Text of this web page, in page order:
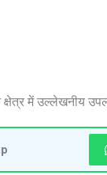
में उल्लेखनीय